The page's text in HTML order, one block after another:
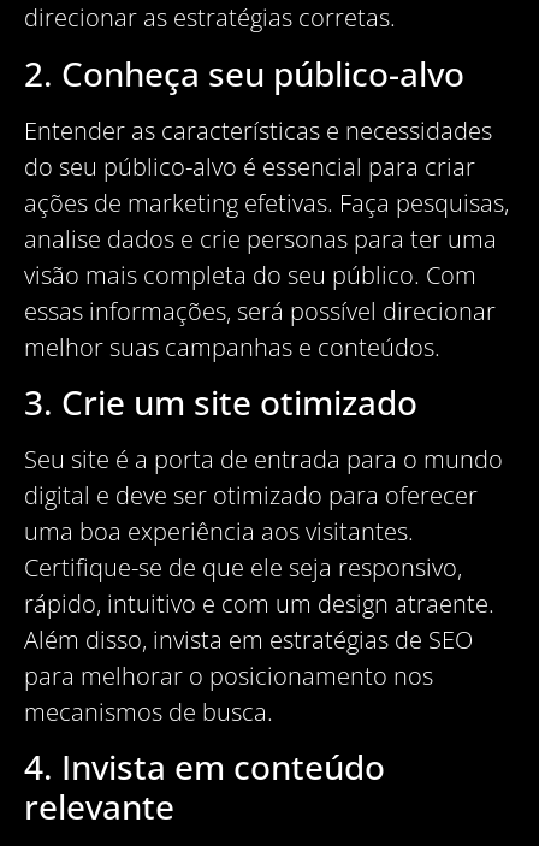
direcionar as estratégias corretas.
2. Conheça seu público-alvo
Entender as características e necessidades
do seu público-alvo é essencial para criar
ações de marketing efetivas. Faça pesquisas,
analise dados e crie personas para ter uma
visão mais completa do seu público. Com
essas informações, será possível direcionar
melhor suas campanhas e conteúdos.
3. Crie um site otimizado
Seu site é a porta de entrada para o mundo
digital e deve ser otimizado para oferecer
uma boa experiência aos visitantes.
Certifique-se de que ele seja responsivo,
rápido, intuitivo e com um design atraente.
Além disso, invista em estratégias de SEO
para melhorar o posicionamento nos
mecanismos de busca.
4. Invista em conteúdo
relevante